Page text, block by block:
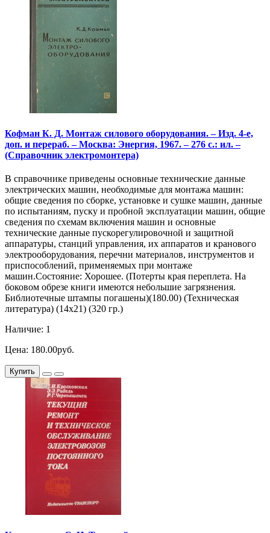
Кофман К. Д. Монтаж силового оборудования. – Изд. 4-е,
доп. и перераб. – Москва: Энергия, 1967. – 276 с.: ил. –
(Справочник электромонтера)
В справочнике приведены основные технические данные
электрических машин, необходимые для монтажа машин:
общие сведения по сборке, установке и сушке машин, данные
по испытаниям, пуску и пробной эксплуатации машин, общие
сведения по схемам включения машин и основные
технические данные пускорегулировочной и защитной
аппаратуры, станций управления, их аппаратов и кранового
электрооборудования, перечни материалов, инструментов и
приспособлений, применяемых при монтаже
машин.Состояние: Хорошее. (Потерты края переплета. На
боковом обрезе книги имеются небольшие загрязнения.
Библиотечные штампы погашены)(180.00) (Техническая
литература) (14х21) (320 гр.)
Наличие: 1
Цена: 180.00руб.
Купить